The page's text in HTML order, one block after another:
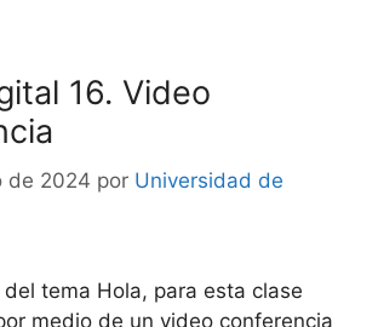
16. Video
de 2024 por Universidad de
tema Hola, para esta clase
medio de un video conferencia